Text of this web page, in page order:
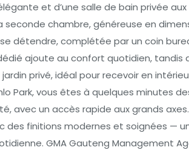
et d’une salle de bain privée
chambre, généreuse en
détendre, complétée par un coin
ajoute au confort quotidien, tandis
privé, idéal pour recevoir en
Park, vous êtes à quelques minutes
avec un accès rapide aux grands
des finitions modernes et soignées —
GMA Gauteng Management